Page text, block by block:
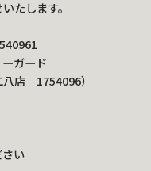
たします。
ガード
店 1754096）
い